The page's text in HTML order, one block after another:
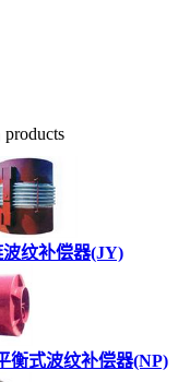
products
纹补偿器(JY)
衡式波纹补偿器(NP)